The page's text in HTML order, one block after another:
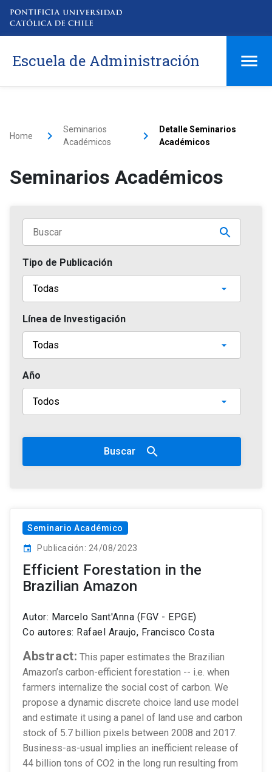
Escuela de Administración
Home
Seminarios
Académicos
Detalle Seminarios
Académicos
Seminarios Académicos
Tipo de Publicación
Línea de Investigación
Año
Buscar search
Seminario Académico
event Publicación: 24/08/2023
Efficient Forestation in the
Brazilian Amazon
Autor: Marcelo Sant'Anna (FGV - EPGE)
Co autores: Rafael Araujo, Francisco Costa
Abstract: This paper estimates the Brazilian
Amazon’s carbon-efficient forestation -- i.e. when
farmers internalize the social cost of carbon. We
propose a dynamic discrete choice land use model
and estimate it using a panel of land use and carbon
stock of 5.7 billion pixels between 2008 and 2017.
Business-as-usual implies an inefficient release of
44 billion tons of CO2 in the long run resulting from